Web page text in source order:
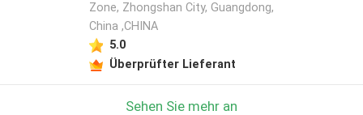
Zone, Zhongshan City, Guangdong,
China ,CHINA
5.0
Überprüfter Lieferant
Sehen Sie mehr an